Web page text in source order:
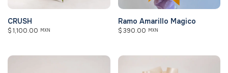
CRUSH
$1,100.00 MXN
Ramo Amarillo Magico
$390.00 MXN